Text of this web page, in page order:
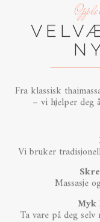
Fra klassisk
– vi hjelper deg
Vi bruker
Massasje
Myk
Ta vare på deg